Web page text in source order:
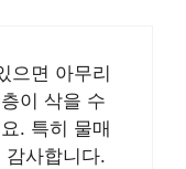
으면 아무리
이 삭을 수
. 특히 물매
감사합니다.